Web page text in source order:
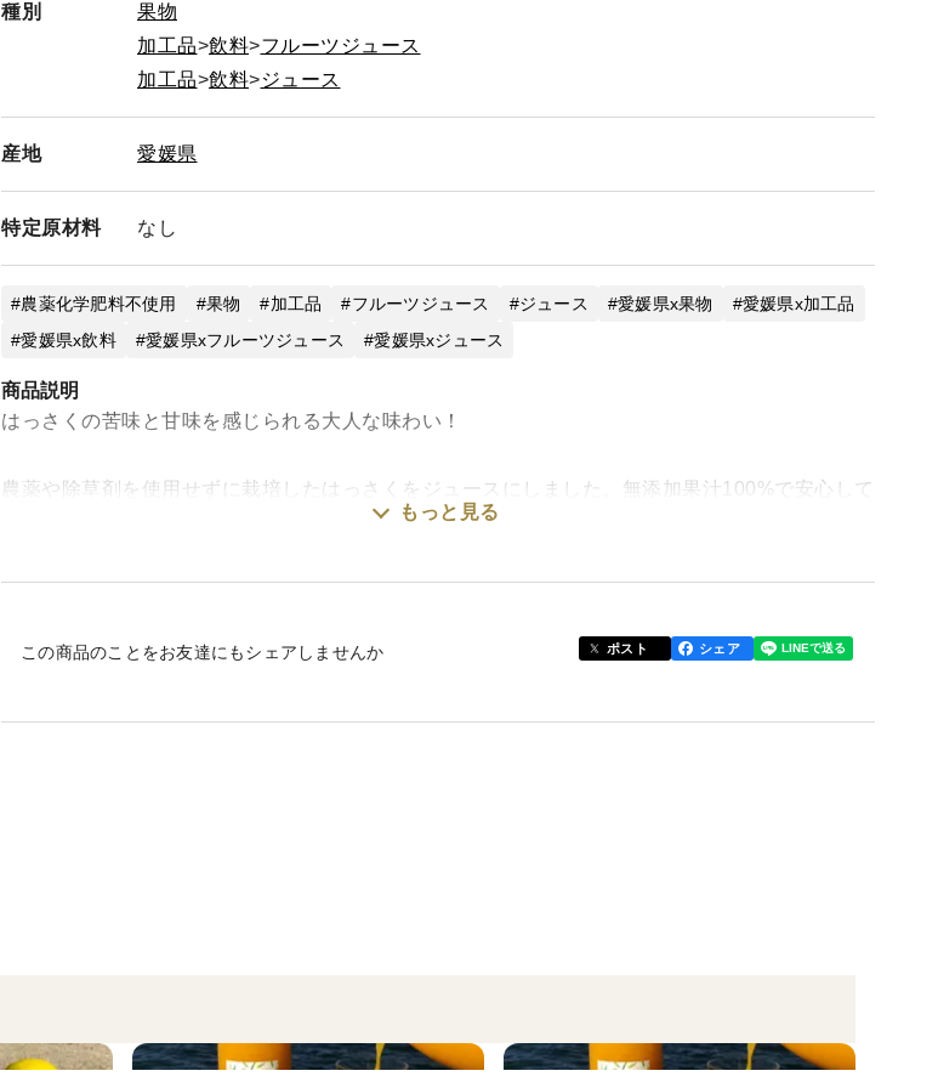
種別
果物
加工品
飲料
フルーツジュース
加工品
飲料 ジュース
産地 愛媛県
特定原材料 なし
農薬化学肥料不使用 果物 加工品 フルーツジュース ジュース 愛媛県x果物
愛媛県x加工品
愛媛県x飲料
愛媛県xフルーツジュース 愛媛県xジュース
商品説明
はっさくの苦味と甘味を感じられる大人な味わい！
農薬や除草剤を使用せずに栽培したはっさくをジュースにしました。無添加果汁100%で安心して
内容物が沈殿しますのでよく振ってからお召し上がりください。
賞味期限：2027年4月1日
もっと見る
この商品のことをお友達にもシェアしませんか ポスト シェア